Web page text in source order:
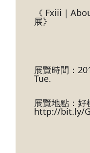
《 Fxiii｜
展》
展覽時間：
Tue.
展覽地點：好
http://bit.ly/